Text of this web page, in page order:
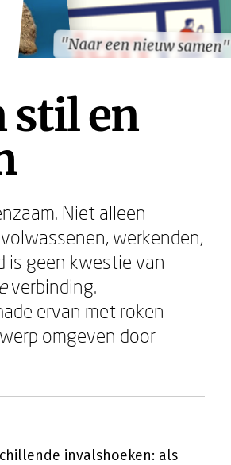
"Naar een nieuw samen"
"Naar een nieuw samen"
stil en
Niet alleen
werkenden,
is geen kwestie van
verbinding.
ervan met roken
omgeven door
invalshoeken: als